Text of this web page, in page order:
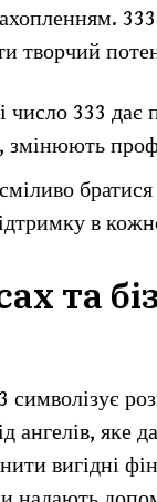
творчий
число 333
братися
в
та
символізує
ангелів, яке
вигідні